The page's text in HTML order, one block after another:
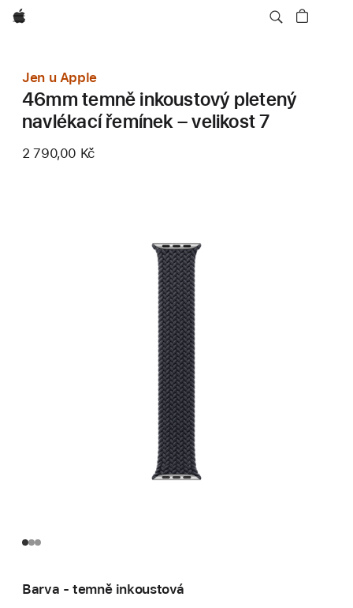
Apple
Jen u Apple
46mm temně inkoustový pletený
navlékací řemínek – velikost 7
2 790,00 Kč
Barva - temně inkoustová